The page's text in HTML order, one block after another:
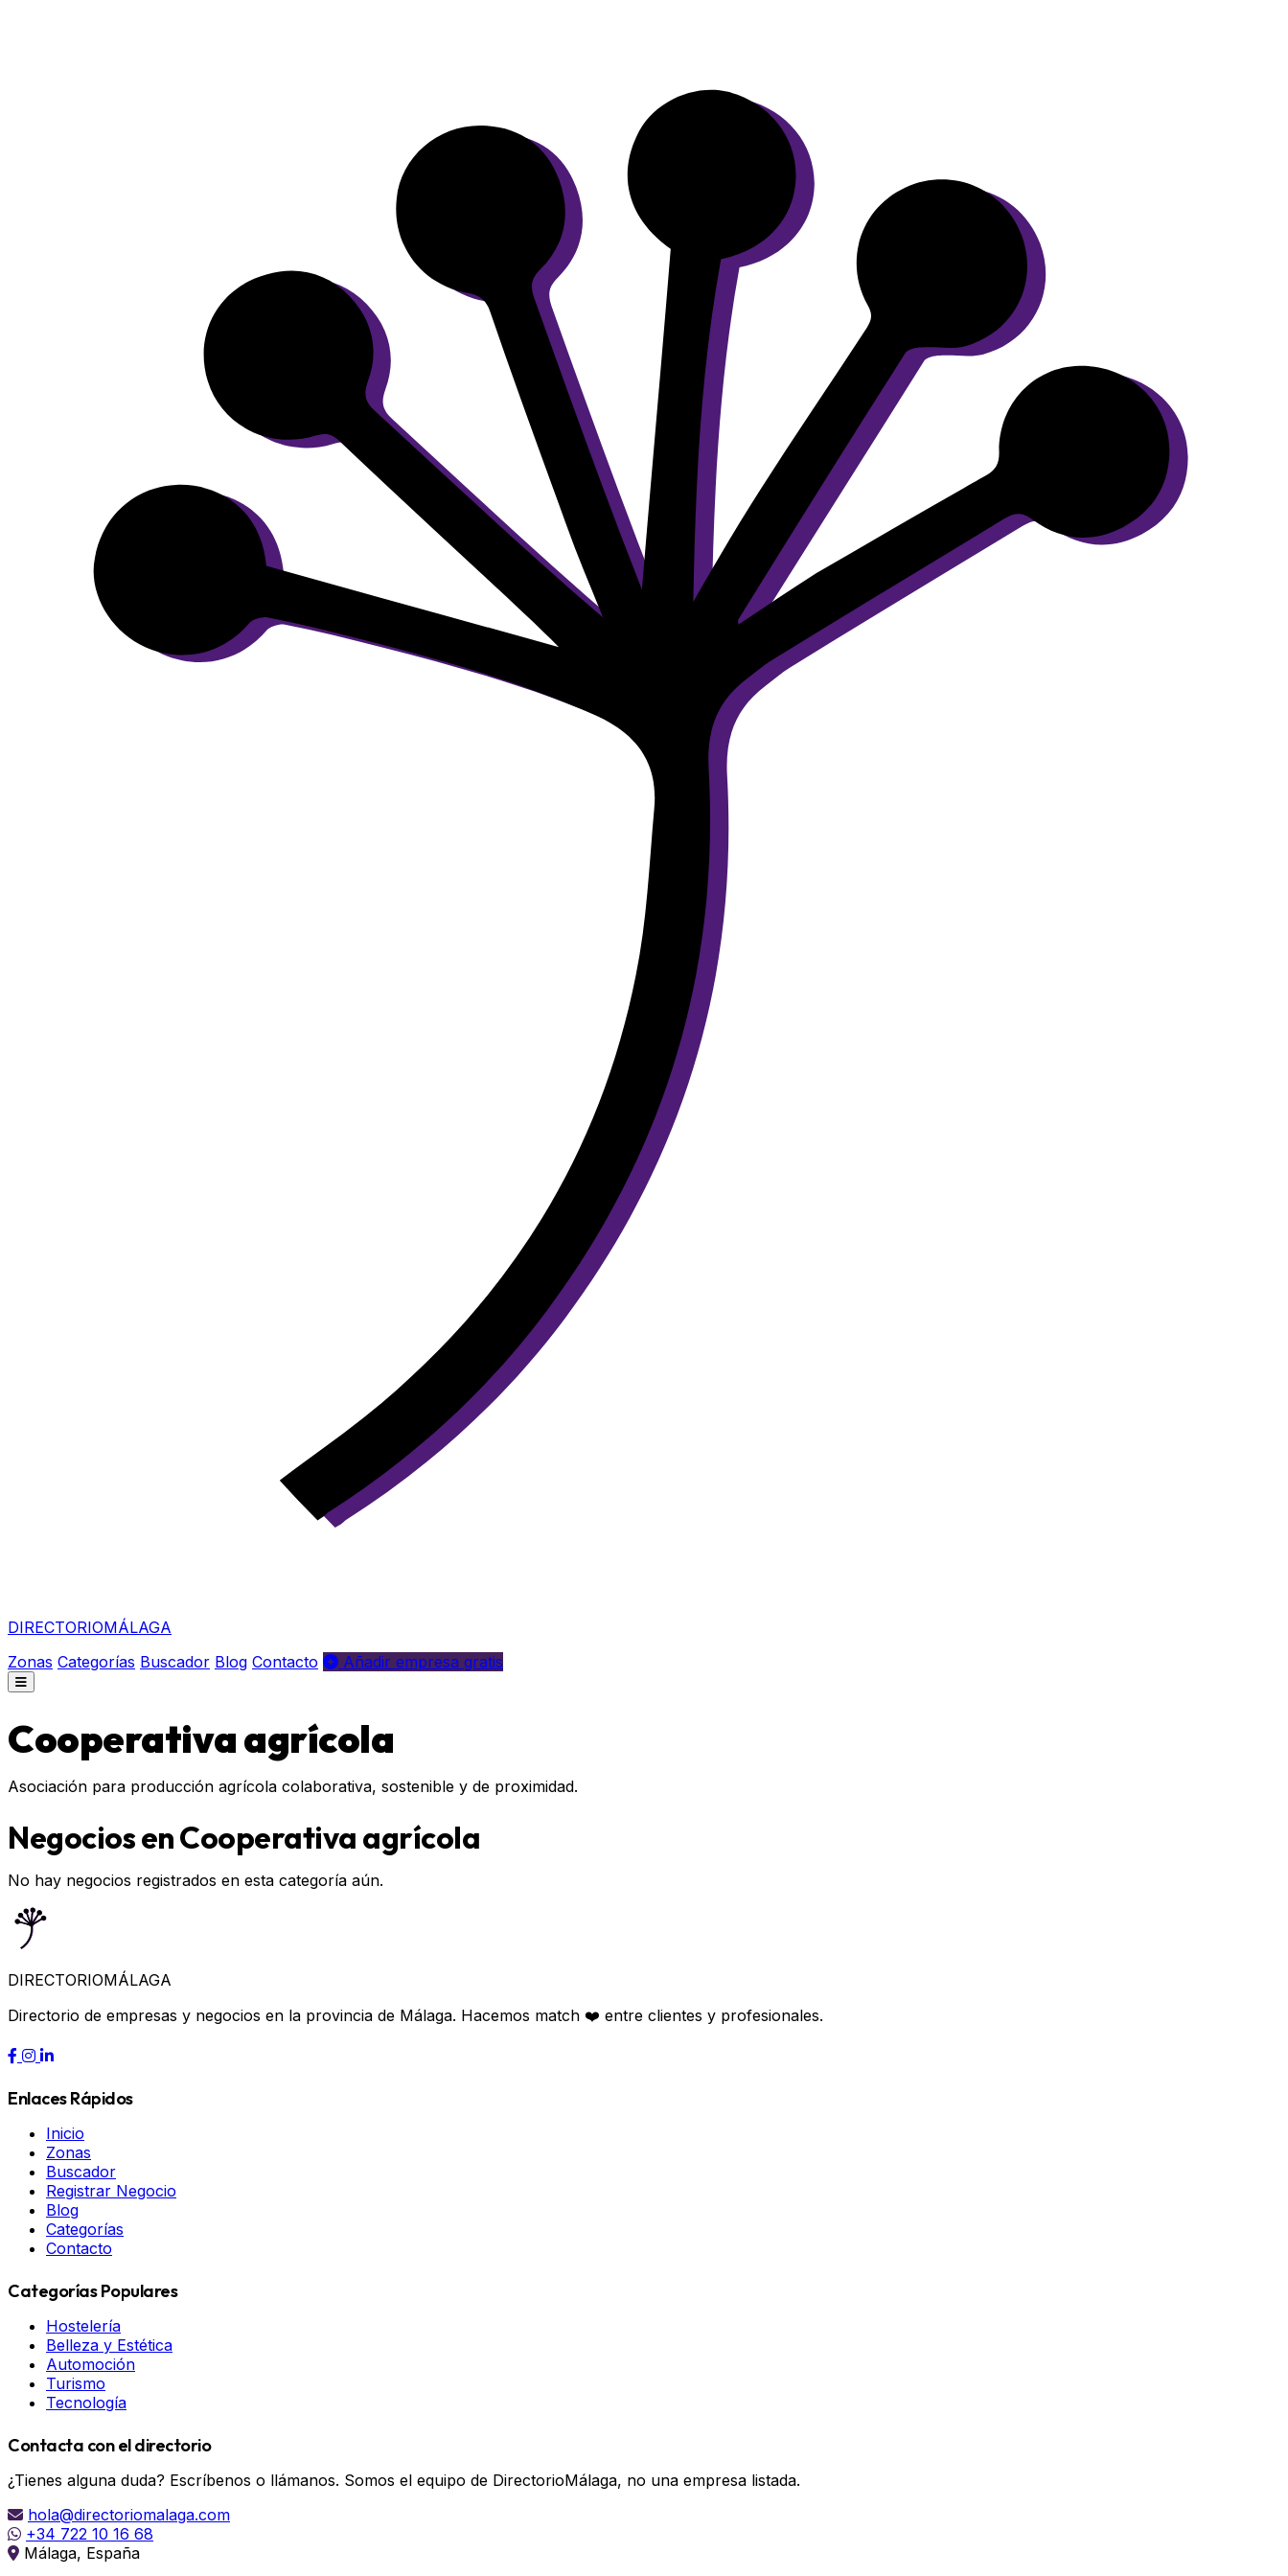
DIRECTORIOMÁLAGA
Zonas Categorías Buscador Blog Contacto Añadir empresa gratis
Cooperativa agrícola
Asociación para producción agrícola colaborativa, sostenible y de proximidad.
Negocios en Cooperativa agrícola
No hay negocios registrados en esta categoría aún.
DIRECTORIOMÁLAGA
Directorio de empresas y negocios en la provincia de Málaga. Hacemos match ❤️ entre clientes y profesionales.
Enlaces Rápidos
Inicio
Zonas
Buscador
Registrar Negocio
Blog
Categorías
Contacto
Categorías Populares
Hostelería
Belleza y Estética
Automoción
Turismo
Tecnología
Contacta con el directorio
¿Tienes alguna duda? Escríbenos o llámanos. Somos el equipo de DirectorioMálaga, no una empresa listada.
hola@directoriomalaga.com
+34 722 10 16 68
Málaga, España